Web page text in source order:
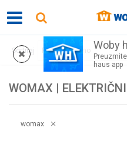
Woby
haus app
WOBY KARTICA
WOMAX |
Sortiraj
womax